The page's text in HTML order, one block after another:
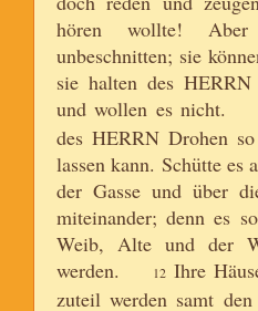
hören wollte!
unbeschnitten; sie
sie halten des
und wollen es nicht.
des HERRN Drohen
lassen kann. Schütte es
der Gasse und über
miteinander; denn es
Weib, Alte und der
werden.
12 Ihre
zuteil werden samt